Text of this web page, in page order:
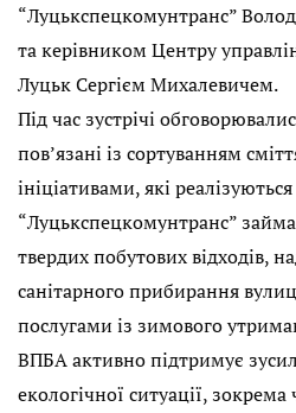
“Луцькспецкомунтранс”
та керівником Центру
Луцьк Сергієм Михалевичем.
Під час зустрічі
пов’язані із сортуванням
ініціативами, які реалізуються
“Луцькспецкомунтранс”
твердих побутових відходів,
санітарного прибирання
послугами із зимового
ВПБА активно підтримує
екологічної ситуації,